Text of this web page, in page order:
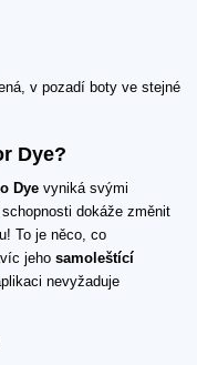
Dye?
Dye vyniká svými
dokáže změnit
To je něco, co
jeho samoleštící
nevyžaduje